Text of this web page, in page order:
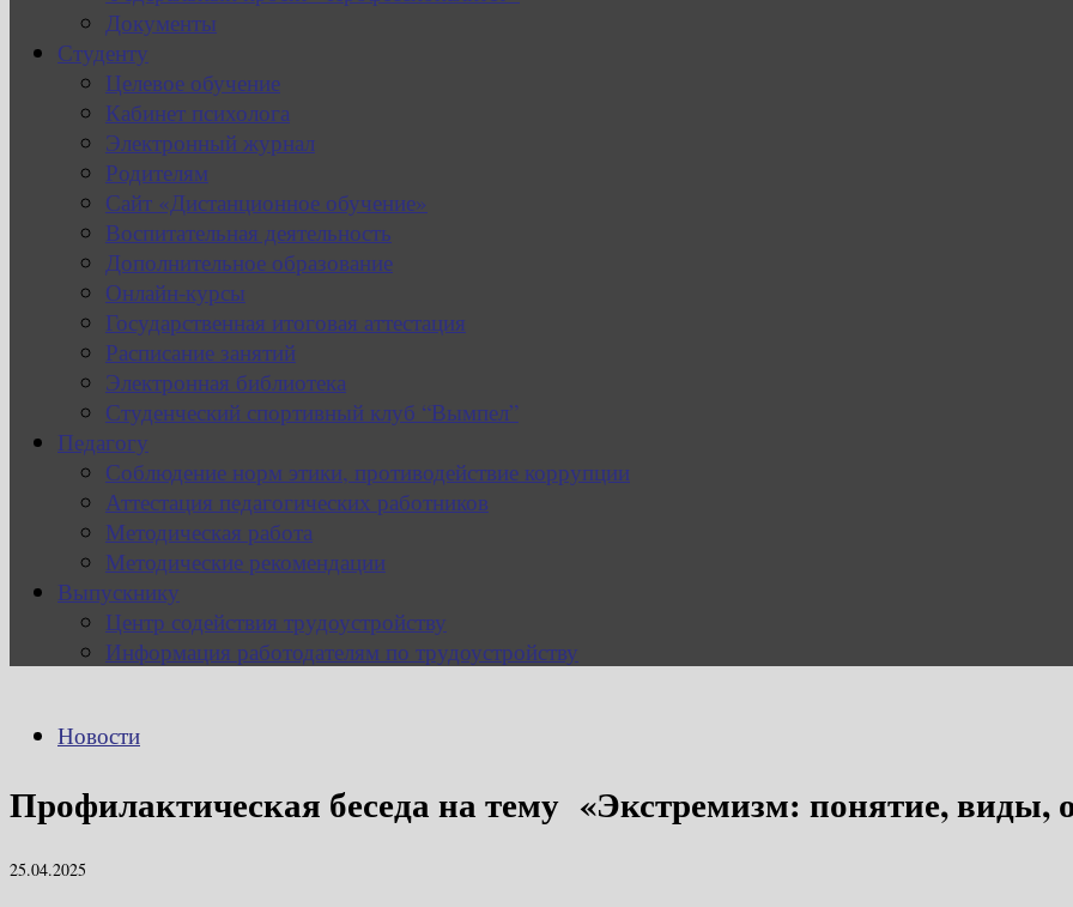
Документы
Студенту
Целевое обучение
Кабинет психолога
Электронный журнал
Родителям
Сайт «Дистанционное обучение»
Воспитательная деятельность
Дополнительное образование
Онлайн-курсы
Государственная итоговая аттестация
Расписание занятий
Электронная библиотека
Студенческий спортивный клуб “Вымпел”
Педагогу
Соблюдение норм этики, противодействие коррупции
Аттестация педагогических работников
Методическая работа
Методические рекомендации
Выпускнику
Центр содействия трудоустройству
Информация работодателям по трудоустройству
Новости
Профилактическая беседа на тему «Экстремизм: понятие, виды,
25.04.2025